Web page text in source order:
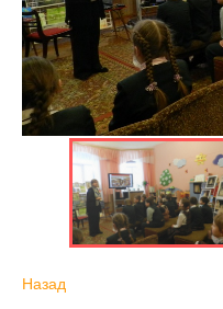
Назад